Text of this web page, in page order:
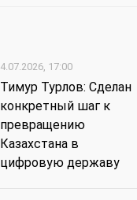
4.07.2026, 17:00
Тимур Турлов: Сделан
конкретный шаг к
превращению
Казахстана в
цифровую державу